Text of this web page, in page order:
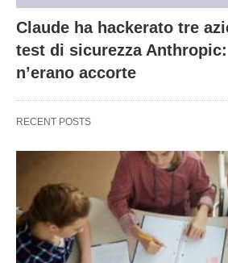
Claude ha hackerato tre
test di sicurezza
n’erano accorte
RECENT POSTS